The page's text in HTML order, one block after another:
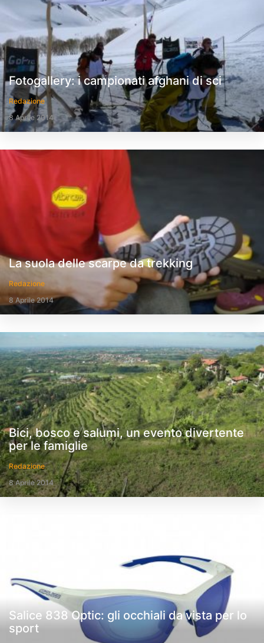
Fotogallery: i campionati afghani di sci
Redazione
8 Aprile 2014
La suola delle scarpe da trekking
Redazione
8 Aprile 2014
Bici, bosco e salumi, un evento divertente
per le famiglie
Redazione
8 Aprile 2014
Salice 838 Optic: gli occhiali da vista per lo
sport